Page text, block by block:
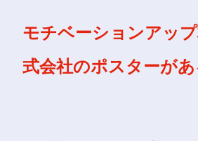
モチベーションアッ
式会社のポスターがあ